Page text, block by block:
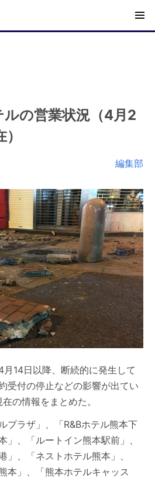
ルの営業状況（4月2
編集部
14日以降、断続的に発生して
受付の停止などの影響が出てい
の情報をまとめた。
プラザ」、「R&Bホテル熊本下
」、「ルートイン熊本駅前」、
」、「ネストホテル熊本」、
本」、「熊本ホテルキャッス